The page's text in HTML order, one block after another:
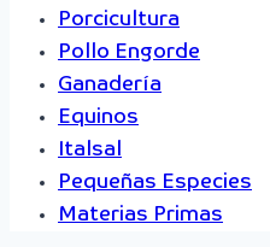
Porcicultura
Pollo Engorde
Ganadería
Equinos
Italsal
Pequeñas Especies
Materias Primas